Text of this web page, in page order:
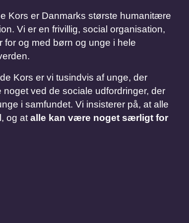
Kors er Danmarks største humanitære
Vi er en frivillig, social organisation,
for og med børn og unge i hele
Kors er vi tusindvis af unge, der
ved de sociale udfordringer, der
i samfundet. Vi insisterer på, at alle
og at alle kan være noget særligt for